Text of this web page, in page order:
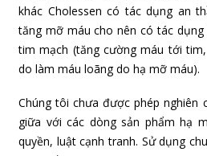
khác Cholessen có tác dụng an
tăng mỡ máu cho nên có tác
tim mạch (tăng cường máu tới
do làm máu loãng do hạ mỡ máu).
Chúng tôi chưa được phép nghiên
giữa với các dòng sản phẩm hạ
quyền, luật cạnh tranh. Sử dụng